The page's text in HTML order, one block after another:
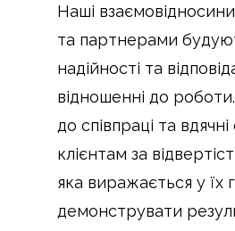
Наші
та партнерами
надійності та
відношенні до
до співпраці та вдячні
клієнтам за
яка виражається у їх
демонструвати